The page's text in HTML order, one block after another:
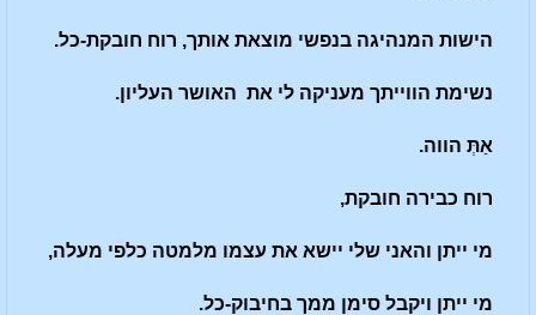
הישות המנהיגה בנפשי מוצאת אותך, רוח חובקת-כל.
נשימת הווייתך מעניקה לי את האושר העליון.
אַתְּ הווה.
רוח כבירה חובקת,
מי ייתן והאני שלי יישא את עצמו מלמטה כלפי מעלה,
מי ייתן ויקבל סימן ממך בחיבוק-כל.